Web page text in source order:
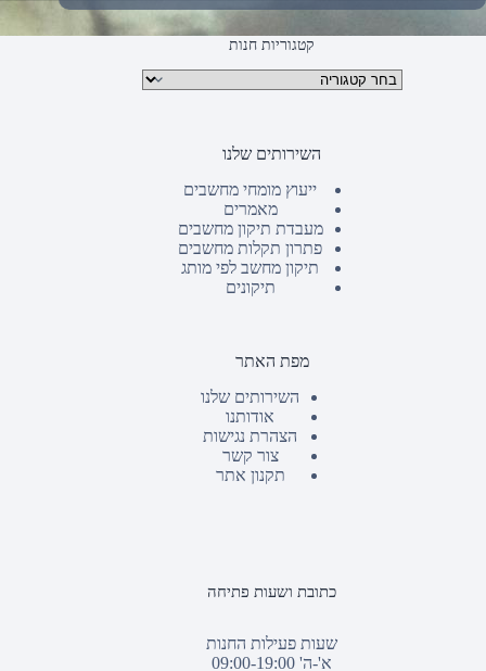
קטגוריות חנות
קטגוריות מוצרים
השירותים שלנו
ייעוץ מומחי מחשבים
מאמרים
מעבדת תיקון מחשבים
פתרון תקלות מחשבים
תיקון מחשב לפי מותג
תיקונים
מפת האתר
השירותים שלנו
אודותנו
הצהרת נגישות
צור קשר
תקנון אתר
כתובת ושעות פתיחה
שעות פעילות החנות
א'-ה' 09:00-19:00